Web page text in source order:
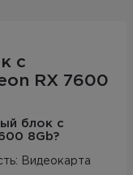
с
RX 7600
блок с
8Gb?
Видеокарта